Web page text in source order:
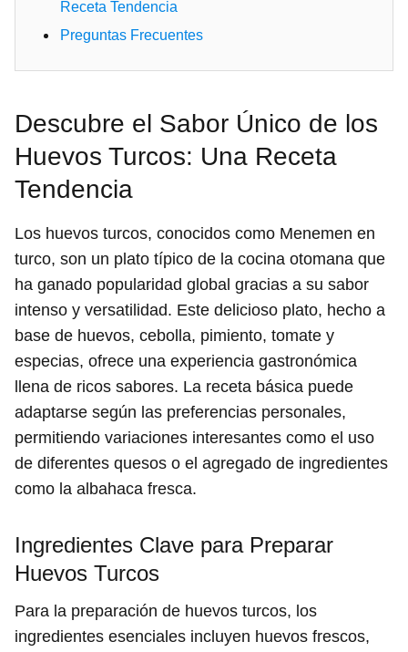
Receta Tendencia
Preguntas Frecuentes
Descubre el Sabor Único de los
Huevos Turcos: Una Receta
Tendencia
Los huevos turcos, conocidos como Menemen en
turco, son un plato típico de la cocina otomana que
ha ganado popularidad global gracias a su sabor
intenso y versatilidad. Este delicioso plato, hecho a
base de huevos, cebolla, pimiento, tomate y
especias, ofrece una experiencia gastronómica
llena de ricos sabores. La receta básica puede
adaptarse según las preferencias personales,
permitiendo variaciones interesantes como el uso
de diferentes quesos o el agregado de ingredientes
como la albahaca fresca.
Ingredientes Clave para Preparar
Huevos Turcos
Para la preparación de huevos turcos, los
ingredientes esenciales incluyen huevos frescos,